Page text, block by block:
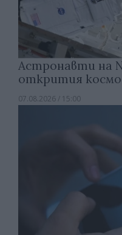
Астронавти на
открития
07.08.2026 / 15:00